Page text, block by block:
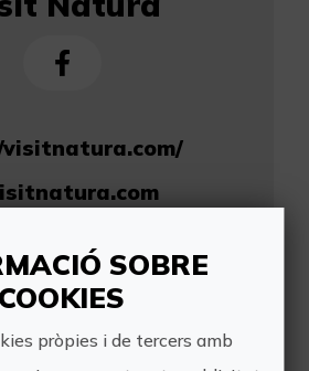
SOBRE
COOKIES
pròpies i de tercers amb